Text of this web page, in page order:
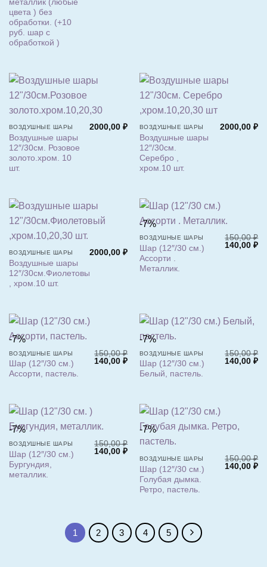
металлик (любые
цвета ) без
обработки. (+10
руб. шар с
обработкой )
ВОЗДУШНЫЕ ШАРЫ
Воздушные шары
12″/30см. Розовое
золото.хром. 10
шт.
2000,00₽ ВОЗДУШНЫЕ ШАРЫ
Воздушные шары
12″/30см.
Серебро ,
хром.10 шт.
2000,00₽
ВОЗДУШНЫЕ ШАРЫ
Воздушные шары
12″/30см.Фиолетовый
, хром.10 шт.
2000,00₽
-7%
ВОЗДУШНЫЕ ШАРЫ
Шар (12″/30 см.)
Ассорти .
Металлик.
150,00₽
140,00₽
-7%
ВОЗДУШНЫЕ ШАРЫ
Шар (12″/30 см.)
Ассорти, пастель.
150,00₽
Первоначальная
цена
140,00₽Текущая
цена:
140,00 ₽.
-7%
ВОЗДУШНЫЕ ШАРЫ
Шар (12″/30 см.)
Белый, пастель.
150,00₽
цена
140,00₽
-7%
ВОЗДУШНЫЕ ШАРЫ
Шар (12″/30 см.)
Бургундия,
металлик.
150,00₽
Первоначальная
140,00₽Текущая
цена:
140,00 ₽.
-7%
ВОЗДУШНЫЕ ШАРЫ
Шар (12″/30 см.)
Голубая дымка.
Ретро, пастель.
150,00₽
140,00₽
1 2 3 4 5